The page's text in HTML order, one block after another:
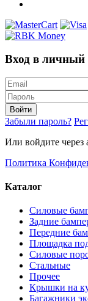
Вход в личный
Войти
Забыли пароль?
Или войдите через
Политика
Каталог
Силовые
Задние
Передние
Площадка
Силовые
Стальные
Прочее
Крышки на
Багажники